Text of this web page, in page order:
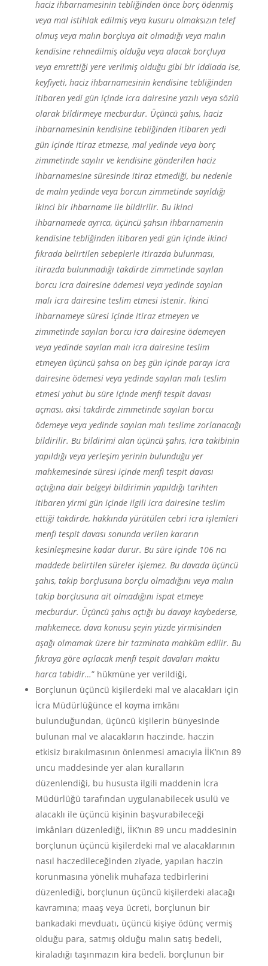
haciz ihbarnamesinin tebliğinden önce borç ödenmiş
veya mal istihlak edilmiş veya kusuru olmaksızın telef
olmuş veya malın borçluya ait olmadığı veya malın
kendisine rehnedilmiş olduğu veya alacak borçluya
veya emrettiği yere verilmiş olduğu gibi bir iddiada ise,
keyfiyeti, haciz ihbarnamesinin kendisine tebliğinden
itibaren yedi gün içinde icra dairesine yazılı veya sözlü
olarak bildirmeye mecburdur. Üçüncü şahıs, haciz
ihbarnamesinin kendisine tebliğinden itibaren yedi
gün içinde itiraz etmezse, mal yedinde veya borç
zimmetinde sayılır ve kendisine gönderilen haciz
ihbarnamesine süresinde itiraz etmediği, bu nedenle
de malın yedinde veya borcun zimmetinde sayıldığı
ikinci bir ihbarname ile bildirilir. Bu ikinci
ihbarnamede ayrıca, üçüncü şahsın ihbarnamenin
kendisine tebliğinden itibaren yedi gün içinde ikinci
fıkrada belirtilen sebeplerle itirazda bulunması,
itirazda bulunmadığı takdirde zimmetinde sayılan
borcu icra dairesine ödemesi veya yedinde sayılan
malı icra dairesine teslim etmesi istenir. İkinci
ihbarnameye süresi içinde itiraz etmeyen ve
zimmetinde sayılan borcu icra dairesine ödemeyen
veya yedinde sayılan malı icra dairesine teslim
etmeyen üçüncü şahsa on beş gün içinde parayı icra
dairesine ödemesi veya yedinde sayılan malı teslim
etmesi yahut bu süre içinde menfi tespit davası
açması, aksi takdirde zimmetinde sayılan borcu
ödemeye veya yedinde sayılan malı teslime zorlanacağı
bildirilir. Bu bildirimi alan üçüncü şahıs, icra takibinin
yapıldığı veya yerleşim yerinin bulunduğu yer
mahkemesinde süresi içinde menfi tespit davası
açtığına dair belgeyi bildirimin yapıldığı tarihten
itibaren yirmi gün içinde ilgili icra dairesine teslim
ettiği takdirde, hakkında yürütülen cebri icra işlemleri
menfi tespit davası sonunda verilen kararın
kesinleşmesine kadar durur. Bu süre içinde 106 ncı
maddede belirtilen süreler işlemez. Bu davada üçüncü
şahıs, takip borçlusuna borçlu olmadığını veya malın
takip borçlusuna ait olmadığını ispat etmeye
mecburdur. Üçüncü şahıs açtığı bu davayı kaybederse,
mahkemece, dava konusu şeyin yüzde yirmisinden
aşağı olmamak üzere bir tazminata mahkûm edilir. Bu
fıkraya göre açılacak menfi tespit davaları maktu
harca tabidir…” hükmüne yer verildiği,
Borçlunun üçüncü kişilerdeki mal ve alacakları için
İcra Müdürlüğünce el koyma imkânı
bulunduğundan, üçüncü kişilerin bünyesinde
bulunan mal ve alacakların haczinde, haczin
etkisiz bırakılmasının önlenmesi amacıyla İİK’nın 89
uncu maddesinde yer alan kuralların
düzenlendiği, bu hususta ilgili maddenin İcra
Müdürlüğü tarafından uygulanabilecek usulü ve
alacaklı ile üçüncü kişinin başvurabileceği
imkânları düzenlediği, İİK’nın 89 uncu maddesinin
borçlunun üçüncü kişilerdeki mal ve alacaklarının
nasıl haczedileceğinden ziyade, yapılan haczin
korunmasına yönelik muhafaza tedbirlerini
düzenlediği, borçlunun üçüncü kişilerdeki alacağı
kavramına; maaş veya ücreti, borçlunun bir
bankadaki mevduatı, üçüncü kişiye ödünç vermiş
olduğu para, satmış olduğu malın satış bedeli,
kiraladığı taşınmazın kira bedeli, borçlunun bir